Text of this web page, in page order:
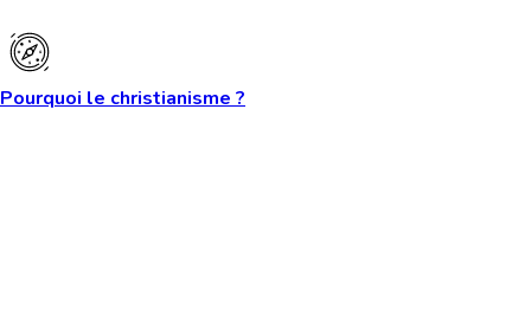
Pourquoi le christianisme ?